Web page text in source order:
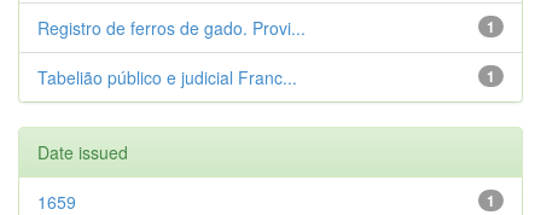
1
Registro de ferros de gado. Provi...
1
Tabelião público e judicial Franc...
Date issued
1
1659